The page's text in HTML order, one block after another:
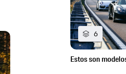
6
Estos son